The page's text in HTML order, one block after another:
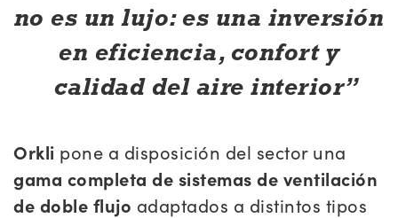
no es un lujo: es una inversión
en eficiencia, confort y
calidad del aire interior
Orkli pone a disposición del sector una
gama completa de sistemas de ventilación
de doble flujo adaptados a distintos tipos